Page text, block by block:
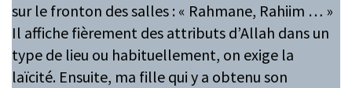
sur le fronton des salles : « Rahmane, Rahiim … »
Il affiche fièrement des attributs d’Allah dans un
type de lieu ou habituellement, on exige la
laïcité. Ensuite, ma fille qui y a obtenu son